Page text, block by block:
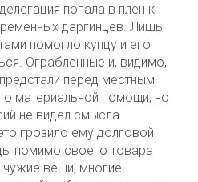
попала в плен к
даргинцев. Лишь
помогло купцу и его
Ограбленные и, видимо,
перед местным
материальной помощи, но
не видел смысла
грозило ему долговой
помимо своего товара
вещи, многие